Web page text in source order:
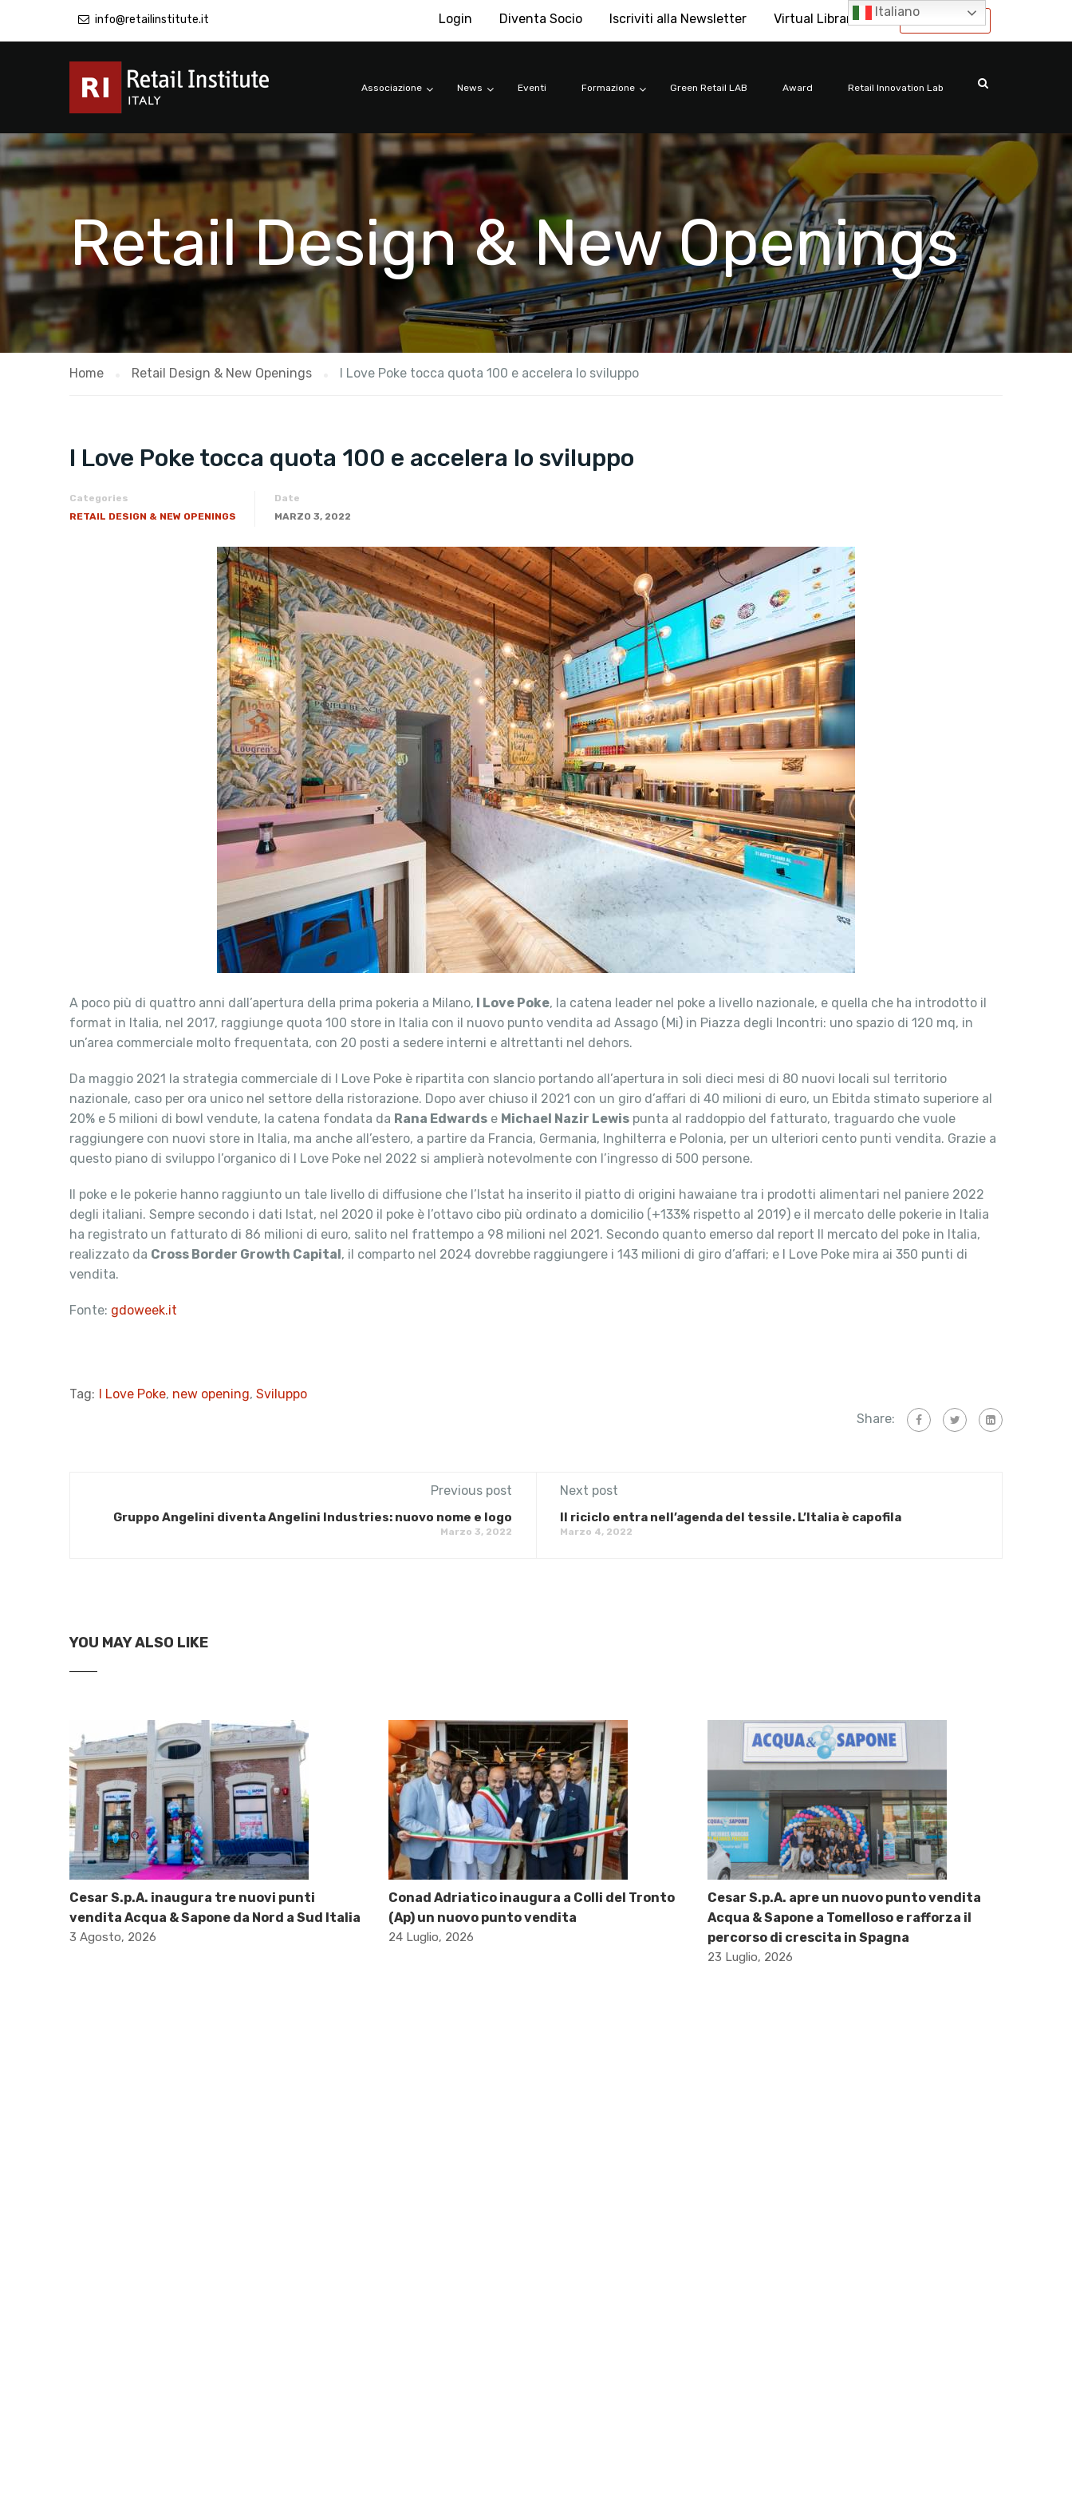
info@retailinstitute.it International
Login Diventa Socio Iscriviti alla Newsletter Virtual Library
Associazione News Eventi Formazione Green Retail LAB Award Retail Innovation Lab
Retail Design & New Openings
Home Retail Design & New Openings I Love Poke tocca quota 100 e accelera lo sviluppo
I Love Poke tocca quota 100 e accelera lo sviluppo
Categories
RETAIL DESIGN & NEW OPENINGS
Date
MARZO 3, 2022
A poco più di quattro anni dall’apertura della prima pokeria a Milano, I Love Poke, la catena leader nel poke a livello nazionale, e quella che ha introdotto il
format in Italia, nel 2017, raggiunge quota 100 store in Italia con il nuovo punto vendita ad Assago (Mi) in Piazza degli Incontri: uno spazio di 120 mq, in
un’area commerciale molto frequentata, con 20 posti a sedere interni e altrettanti nel dehors.
Da maggio 2021 la strategia commerciale di I Love Poke è ripartita con slancio portando all’apertura in soli dieci mesi di 80 nuovi locali sul territorio
nazionale, caso per ora unico nel settore della ristorazione. Dopo aver chiuso il 2021 con un giro d’affari di 40 milioni di euro, un Ebitda stimato superiore al
20% e 5 milioni di bowl vendute, la catena fondata da Rana Edwards e Michael Nazir Lewis punta al raddoppio del fatturato, traguardo che vuole
raggiungere con nuovi store in Italia, ma anche all’estero, a partire da Francia, Germania, Inghilterra e Polonia, per un ulteriori cento punti vendita. Grazie a
questo piano di sviluppo l’organico di I Love Poke nel 2022 si amplierà notevolmente con l’ingresso di 500 persone.
Il poke e le pokerie hanno raggiunto un tale livello di diffusione che l’Istat ha inserito il piatto di origini hawaiane tra i prodotti alimentari nel paniere 2022
degli italiani. Sempre secondo i dati Istat, nel 2020 il poke è l’ottavo cibo più ordinato a domicilio (+133% rispetto al 2019) e il mercato delle pokerie in Italia
ha registrato un fatturato di 86 milioni di euro, salito nel frattempo a 98 milioni nel 2021. Secondo quanto emerso dal report Il mercato del poke in Italia,
realizzato da Cross Border Growth Capital, il comparto nel 2024 dovrebbe raggiungere i 143 milioni di giro d’affari; e I Love Poke mira ai 350 punti di
vendita.
Fonte: gdoweek.it
Tag: I Love Poke, new opening, Sviluppo
Share:
Previous post
Gruppo Angelini diventa Angelini Industries: nuovo nome e logo
Marzo 3, 2022
Next post
Il riciclo entra nell’agenda del tessile. L’Italia è capofila
Marzo 4, 2022
YOU MAY ALSO LIKE
Cesar S.p.A. inaugura tre nuovi punti
vendita Acqua & Sapone da Nord a Sud Italia
3 Agosto, 2026
Conad Adriatico inaugura a Colli del Tronto
(Ap) un nuovo punto vendita
24 Luglio, 2026
Cesar S.p.A. apre un nuovo punto vendita
Acqua & Sapone a Tomelloso e rafforza il
percorso di crescita in Spagna
23 Luglio, 2026
Italiano